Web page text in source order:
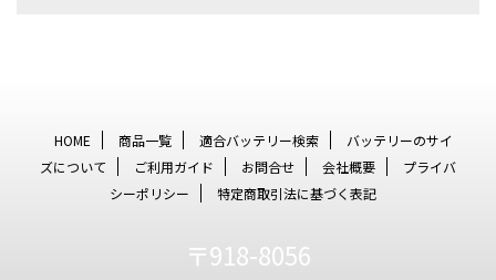
HOME 商品一覧 適合バッテリー検索
バッテリーのサイ
ズについて
ご利用ガイド お問合せ 会社概要
プライバ
シーポリシー
特定商取引法に基づく表記
〒918-8056